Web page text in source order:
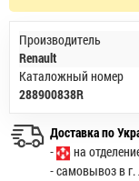
Производитель
Renault
Каталожный номер
288900838R
Доставка по
-
на
- самовывоз в